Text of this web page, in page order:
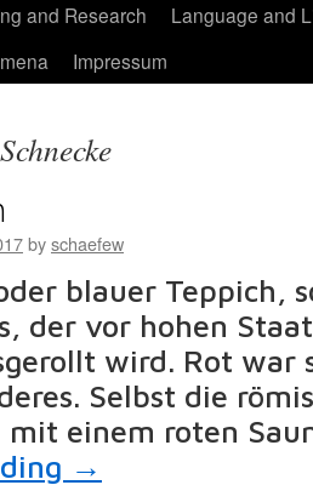
and Research
Language and
Impressum
Schnecke
byschaefew
blauer Teppich,
der vor hohen
wird. Rot war
Selbst die
mit einem roten
→